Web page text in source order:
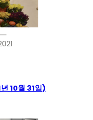
10월 31일)